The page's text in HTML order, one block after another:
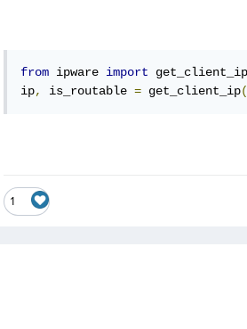
from ipware import get_client_ip
ip, is_routable = get_client_ip(
1